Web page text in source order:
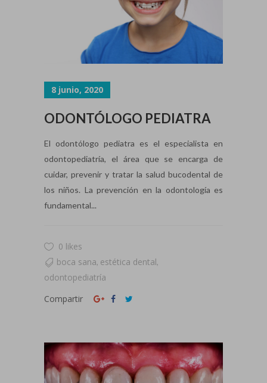
8 junio, 2020
ODONTÓLOGO PEDIATRA
El odontólogo pediatra es el especialista en
odontopediatría, el área que se encarga de
cuidar, prevenir y tratar la salud bucodental de
los niños. La prevención en la odontología es
fundamental...
0 likes
boca sana, estética dental,
odontopediatría
Compartir